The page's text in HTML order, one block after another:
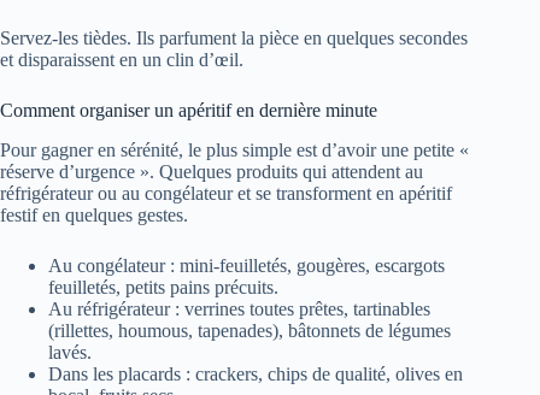
Servez-les tièdes. Ils parfument la pièce en quelques secondes
et disparaissent en un clin d’œil.
Comment organiser un apéritif en dernière minute
Pour gagner en sérénité, le plus simple est d’avoir une petite «
réserve d’urgence ». Quelques produits qui attendent au
réfrigérateur ou au congélateur et se transforment en apéritif
festif en quelques gestes.
Au congélateur : mini-feuilletés, gougères, escargots
feuilletés, petits pains précuits.
Au réfrigérateur : verrines toutes prêtes, tartinables
(rillettes, houmous, tapenades), bâtonnets de légumes
lavés.
Dans les placards : crackers, chips de qualité, olives en